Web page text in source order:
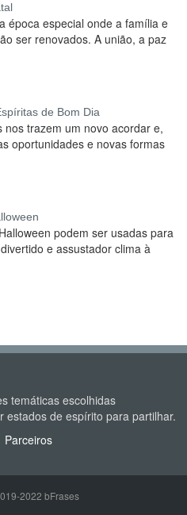
época especial onde a família e
ser renovados. A união, a paz
de Bom Dia
nos trazem um novo acordar e,
oportunidades e novas formas
podem ser usadas para
e assustador clima à
temáticas escolhidas
estados de espírito para partilhar.
Parceiros
2022 bFrases